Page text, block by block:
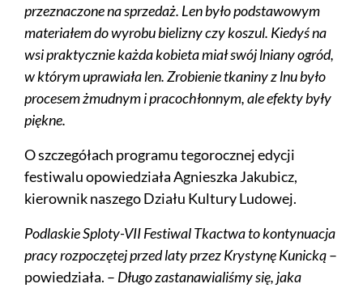
przeznaczone na sprzedaż. Len było podstawowym
materiałem do wyrobu bielizny czy koszul. Kiedyś na
wsi praktycznie każda kobieta miał swój lniany ogród,
w którym uprawiała len. Zrobienie tkaniny z lnu było
procesem żmudnym i pracochłonnym, ale efekty były
piękne.
O szczegółach programu tegorocznej edycji
festiwalu opowiedziała Agnieszka Jakubicz,
kierownik naszego Działu Kultury Ludowej.
Podlaskie Sploty-VII Festiwal Tkactwa to kontynuacja
pracy rozpoczętej przed laty przez Krystynę Kunicką–
powiedziała. – Długo zastanawialiśmy się, jaka